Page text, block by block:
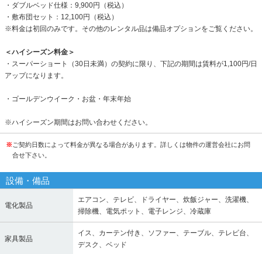
・ダブルベッド仕様：9,900円（税込）
・敷布団セット：12,100円（税込）
※料金は初回のみです。その他のレンタル品は備品オプションをご覧ください。
＜ハイシーズン料金＞
・スーパーショート（30日未満）の契約に限り、下記の期間は賃料が1,100円/日
アップになります。
・ゴールデンウイーク・お盆・年末年始
※ハイシーズン期間はお問い合わせください。
※ ご契約日数によって料金が異なる場合があります。詳しくは物件の運営会社にお問
合せ下さい。
設備・備品
電化製品
エアコン、テレビ、ドライヤー、炊飯ジャー、洗濯機、
掃除機、電気ポット、電子レンジ、冷蔵庫
家具製品
イス、カーテン付き、ソファー、テーブル、テレビ台、
デスク、ベッド